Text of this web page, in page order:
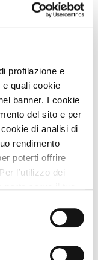
profilazione e
quali cookie
banner. I cookie
del sito e per
di analisi di
rendimento
poterti offrire
l’utilizzo dei
i cookie tecnici.
all’utilizzo
dettagli”
16 Km